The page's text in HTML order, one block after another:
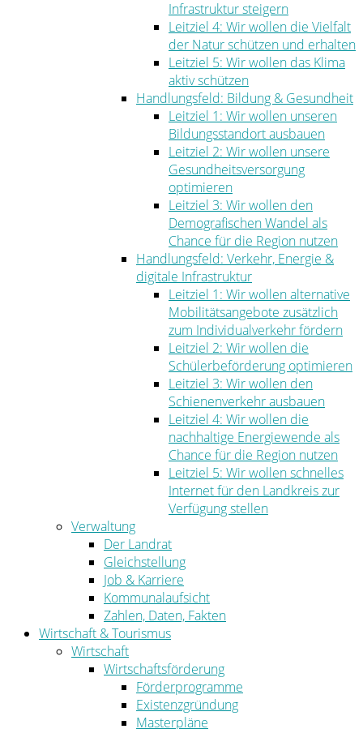
Infrastruktur steigern
Leitziel 4: Wir wollen die Vielfalt
der Natur schützen und erhalten
Leitziel 5: Wir wollen das Klima
aktiv schützen
Handlungsfeld: Bildung & Gesundheit
Leitziel 1: Wir wollen unseren
Bildungsstandort ausbauen
Leitziel 2: Wir wollen unsere
Gesundheitsversorgung
optimieren
Leitziel 3: Wir wollen den
Demografischen Wandel als
Chance für die Region nutzen
Handlungsfeld: Verkehr, Energie &
digitale Infrastruktur
Leitziel 1: Wir wollen alternative
Mobilitätsangebote zusätzlich
zum Individualverkehr fördern
Leitziel 2: Wir wollen die
Schülerbeförderung optimieren
Leitziel 3: Wir wollen den
Schienenverkehr ausbauen
Leitziel 4: Wir wollen die
nachhaltige Energiewende als
Chance für die Region nutzen
Leitziel 5: Wir wollen schnelles
Internet für den Landkreis zur
Verfügung stellen
Verwaltung
Der Landrat
Gleichstellung
Job & Karriere
Kommunalaufsicht
Zahlen, Daten, Fakten
Wirtschaft & Tourismus
Wirtschaft
Wirtschaftsförderung
Förderprogramme
Existenzgründung
Masterpläne